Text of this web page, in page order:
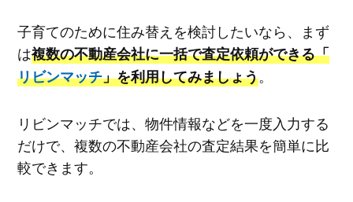
子育てのために住み替えを検討したいなら、まず
は複数の不動産会社に一括で査定依頼ができる「
リビンマッチ」を利用してみましょう。
リビンマッチでは、物件情報などを一度入力する
だけで、複数の不動産会社の査定結果を簡単に比
較できます。